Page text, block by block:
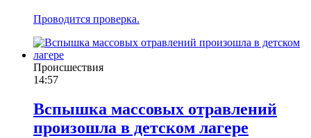
Проводится проверка.
Происшествия
14:57
Вспышка массовых отравлений
произошла в детском лагере